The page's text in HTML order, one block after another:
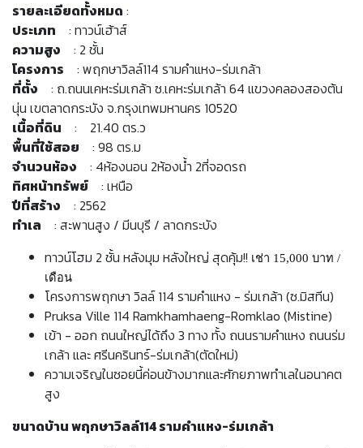
รายละเอียดทั้งหมด :
ประเภท : ทาวน์เฮ้าส์
ความสูง : 2 ชั้น
โครงการ : พฤกษาวิลล์114 รามคำแหง-ร่มเกล้า
ที่ตั้ง : ถ.ถนนเคหะร่มเกล้า ซ.เคหะร่มเกล้า 64 แขวงคลองสองต้น
นุ่น เขตลาดกระบัง จ.กรุงเทพมหานคร 10520
เนื้อที่ดิน : 21.40 ตร.ว
พื้นที่ใช้สอย : 98 ตร.ม
จำนวนห้อง : 4ห้องนอน 2ห้องน้ำ 2ที่จอดรถ
ทิศหน้าทรัพย์ : เหนือ
ปีที่สร้าง : 2562
ทำเล : สะพานสูง / มีนบุรี / ลาดกระบัง
ทาวน์โฮม 2 ชั้น หลังมุม หลังใหญ่ สุดคุ้ม!! เช่า 15,000 บาท /
เดือน
โครงการพฤกษา วิลล์ 114 รามคำแหง - ร่มเกล้า (ซ.มิสทีน)
Pruksa Ville 114 Ramkhamhaeng-Romklao (Mistine)
เข้า - ออก ถนนใหญ่ได้ถึง 3 ทาง ทั้ง ถนนรามคำแหง ถนนร่ม
เกล้า และ ศรีนครินทร์-ร่มเกล้า(ตัดใหม่)
ความเจริญในซอยนี้ค่อนข้างมากและศักยภาพทำเลในอนาคต
สูง
ขนาดบ้าน พฤกษาวิลล์114 รามคำแหง-ร่มเกล้า